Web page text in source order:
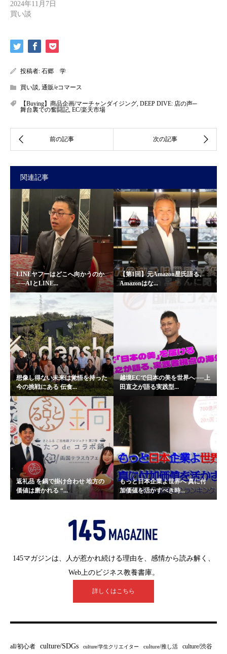
2024年11月7日
買い談
投稿者: 石郷 学
買い談, 通販/eコマース
【Buying】商品企画/マーチャンダイジング, DEEP DIVE: 店の声─
舞台裏での奮闘記, EC/楽天市場
関連記事
LINEヤフーはどこへ向かうのか
──AIとLINE...
【第1回】元Amazon星氏語る、
Amazonはな...
想像し得ない未来は覚悟を持った
今の挑戦にある 伝食...
越境ECで日本の美を世界へ──上
田直之が語る実践型...
返礼品 を鍋で掛け合わせ 地方の
価値は磨かれる “...
もっと日本企業よ世界へ 真に付
加価値を活かすべき時...
145マガジンは、人が惹かれ続ける理由を、感情から読み解く、
Web上のビジネス教養書庫。
詳しくはこちら
all/初心者 culture/SDGs culture/学生クリエイター culture/推し活 culture/渋谷